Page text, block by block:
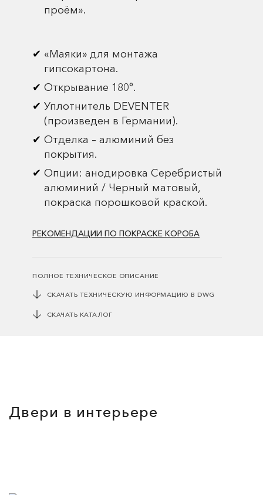
проём».
«Маяки» для монтажа
гипсокартона.
Открывание 180°.
Уплотнитель DEVENTER
(произведен в Германии).
Отделка – алюминий без
покрытия.
Опции: анодировка Серебристый
алюминий / Черный матовый,
покраска порошковой краской.
РЕКОМЕНДАЦИИ ПО ПОКРАСКЕ КОРОБА
ПОЛНОЕ ТЕХНИЧЕСКОЕ ОПИСАНИЕ
СКАЧАТЬ ТЕХНИЧЕСКУЮ ИНФОРМАЦИЮ В DWG
СКАЧАТЬ КАТАЛОГ
Двери в интерьере